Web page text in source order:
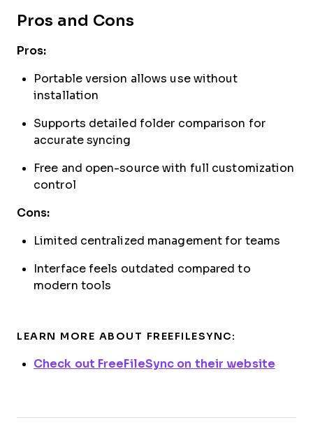
Pros and Cons
Pros:
Portable version allows use without
installation
Supports detailed folder comparison for
accurate syncing
Free and open-source with full customization
control
Cons:
Limited centralized management for teams
Interface feels outdated compared to
modern tools
LEARN MORE ABOUT FREEFILESYNC:
Check out FreeFileSync on their website